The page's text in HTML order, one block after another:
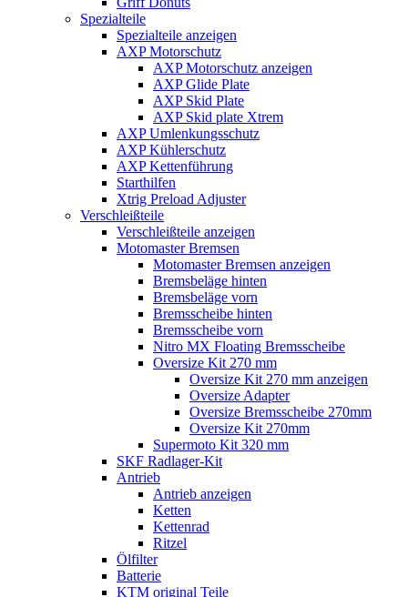
Spezialteile
Spezialteile anzeigen
AXP Motorschutz
AXP Motorschutz anzeigen
AXP Glide Plate
AXP Skid Plate
AXP Skid plate Xtrem
AXP Umlenkungsschutz
AXP Kühlerschutz
AXP Kettenführung
Starthilfen
Xtrig Preload Adjuster
Verschleißteile
Verschleißteile anzeigen
Motomaster Bremsen
Motomaster Bremsen anzeigen
Bremsbeläge hinten
Bremsbeläge vorn
Bremsscheibe hinten
Bremsscheibe vorn
Nitro MX Floating Bremsscheibe
Oversize Kit 270 mm
Oversize Kit 270 mm anzeigen
Oversize Adapter
Oversize Bremsscheibe 270mm
Oversize Kit 270mm
Supermoto Kit 320 mm
SKF Radlager-Kit
Antrieb
Antrieb anzeigen
Ketten
Kettenrad
Ritzel
Ölfilter
Batterie
KTM original Teile